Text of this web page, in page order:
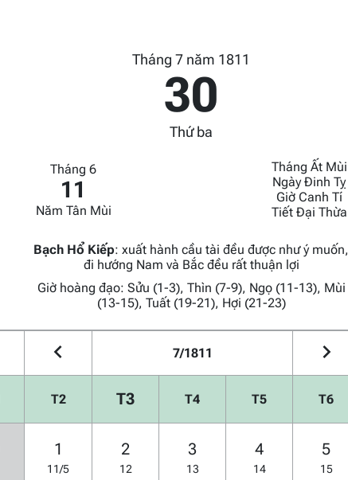
Tháng 7 năm 1811
30
Thứ ba
Tháng 6
11
Năm Tân Mùi
Tháng Ất Mùi
Ngày Đinh Tỵ
Giờ Canh Tí
Tiết Đại Thừa
Bạch Hổ Kiếp: xuất hành cầu tài đều được như ý muốn,
đi hướng Nam và Bắc đều rất thuận lợi
Giờ hoàng đạo: Sửu (1-3), Thìn (7-9), Ngọ (11-13), Mùi
(13-15), Tuất (19-21), Hợi (21-23)
7/1811
T2 T3 T4 T5 T6
1
11/5
2
12
3
13
4
14
5
15